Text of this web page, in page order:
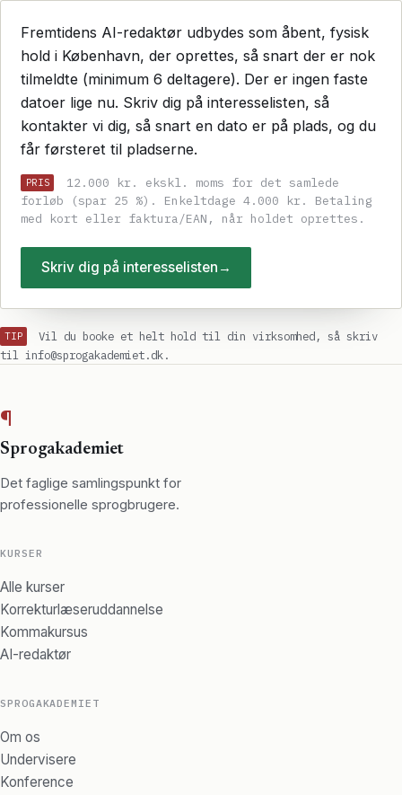
Fremtidens AI-redaktør udbydes som åbent, fysisk
hold i København, der oprettes, så snart der er nok
tilmeldte (minimum 6 deltagere). Der er ingen faste
datoer lige nu. Skriv dig på interesselisten, så
kontakter vi dig, så snart en dato er på plads, og du
får førsteret til pladserne.
PRIS
12.000 kr. ekskl. moms for det samlede
forløb (spar 25 %). Enkeltdage 4.000 kr. Betaling
med kort eller faktura/EAN, når holdet oprettes.
Skriv dig på interesselisten →
TIP
Vil du booke et helt hold til din virksomhed, så skriv
til info@sprogakademiet.dk.
¶
Sprogakademiet
Det faglige samlingspunkt for
professionelle sprogbrugere.
KURSER
Alle kurser
Korrekturlæseruddannelse
Kommakursus
AI-redaktør
SPROGAKADEMIET
Om os
Undervisere
Konference